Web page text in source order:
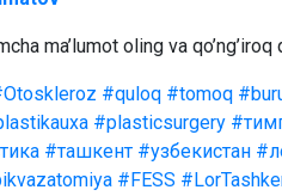
ma’lumot oling va
#quloq #tomoq
#plasticsurgery
#ташкент #узбекистан
#FESS